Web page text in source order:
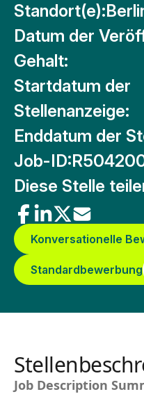
Standort(e):
Datum der
Gehalt:
Startdatum der
Stellenanzeige:
Enddatum der
Job-ID:
Diese Stelle
Konversationelle
Standardbewerbung
Job Description